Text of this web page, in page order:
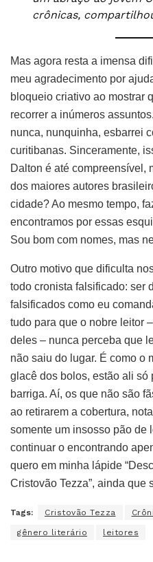
crônicas,
Mas agora resta a imensa
meu agradecimento por
bloqueio criativo ao mostrar
recorrer a inúmeros
nunca, nunquinha, esbarrei
curitibanas. Sinceramente,
Dalton é até compreensível,
dos maiores autores
cidade? Ao mesmo tempo,
encontramos por essas
Sou bom com nomes, mas
Outro motivo que dificulta
todo cronista falsificado: ser
falsificados como eu
tudo para que o nobre leitor
deles – nunca perceba que
não saiu do lugar. É como o
glacê dos bolos, estão ali só
barriga. Aí, os que não são
ao retirarem a cobertura,
somente um insosso pão de
continuar o encontrando
quero em minha lápide
Cristovão Tezza”, ainda que
Tags: Cristovão Tezza
gênero literário leitores